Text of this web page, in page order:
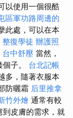
以使用一個很酷
區軍功路周邊的
此處，可以在本
整復學徒 辦護照
台中舒壓 當然，
子。 台北記帳
多，隨著衣服本
防曬霜 后里推拿
竹外燴 通常有較
皮膚的需求，就